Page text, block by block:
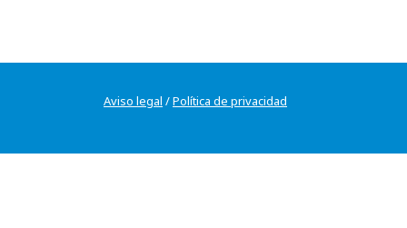
Aviso legal /Política de privacidad